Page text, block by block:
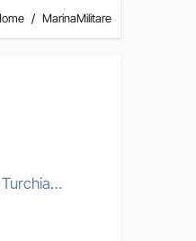
MarinaMilitare
Turchia…